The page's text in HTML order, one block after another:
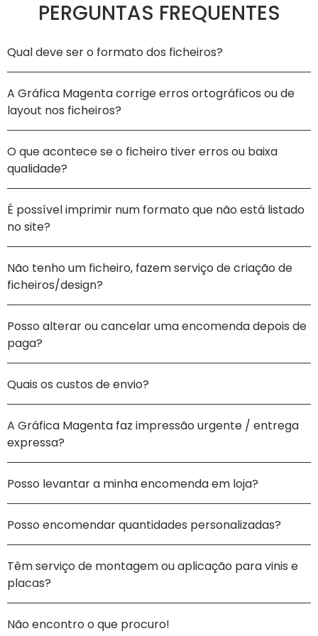
PERGUNTAS FREQUENTES
Qual deve ser o formato dos ficheiros?
A Gráfica Magenta corrige erros ortográficos ou de
layout nos ficheiros?
O que acontece se o ficheiro tiver erros ou baixa
qualidade?
É possível imprimir num formato que não está listado
no site?
Não tenho um ficheiro, fazem serviço de criação de
ficheiros/design?
Posso alterar ou cancelar uma encomenda depois de
paga?
Quais os custos de envio?
A Gráfica Magenta faz impressão urgente / entrega
expressa?
Posso levantar a minha encomenda em loja?
Posso encomendar quantidades personalizadas?
Têm serviço de montagem ou aplicação para vinis e
placas?
Não encontro o que procuro!